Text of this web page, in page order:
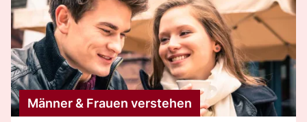
Männer & Frauen verstehen